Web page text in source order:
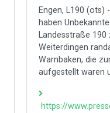
Engen, L190 (ots)
haben
Landesstraße 190
Weiterdingen
Warnbaken, die
aufgestellt waren
https://